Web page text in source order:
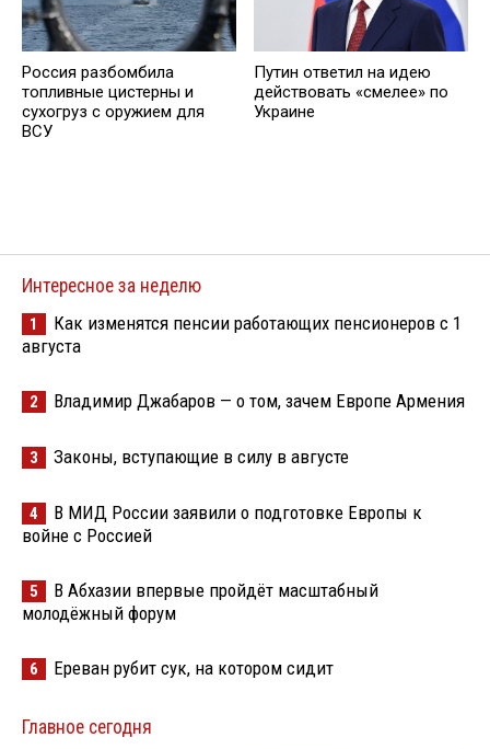
Россия разбомбила
топливные цистерны и
сухогруз с оружием для
ВСУ
Путин ответил на идею
действовать «смелее» по
Украине
Интересное за неделю
1
Как изменятся пенсии работающих пенсионеров с 1
августа
2 Владимир Джабаров — о том, зачем Европе Армения
3 Законы, вступающие в силу в августе
4
В МИД России заявили о подготовке Европы к
войне с Россией
5
В Абхазии впервые пройдёт масштабный
молодёжный форум
6 Ереван рубит сук, на котором сидит
Главное сегодня